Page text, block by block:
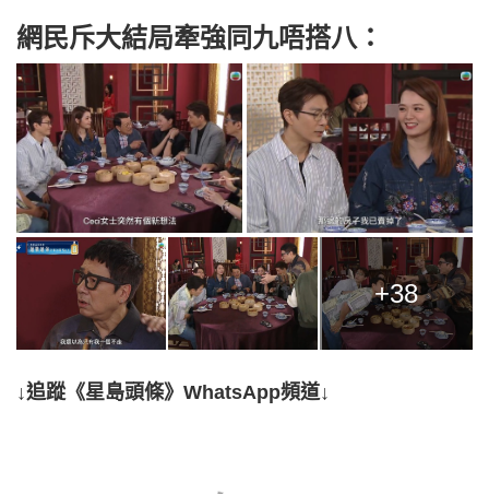
網民斥大結局牽強同九唔搭八：
+38
↓追蹤《星島頭條》WhatsApp頻道↓